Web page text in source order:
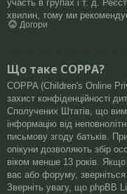
участь в групах і т. д.
хвилин, тому ми
Догори
Що таке COPPA?
COPPA (Children's Online
захист конфіденційності
Сполучених Штатів, що
інформацію від
письмову згоду батьків.
опікуни дозволяють збір
віком менше 13 років.
вас або форуму,
Зверніть увагу, що phpBB